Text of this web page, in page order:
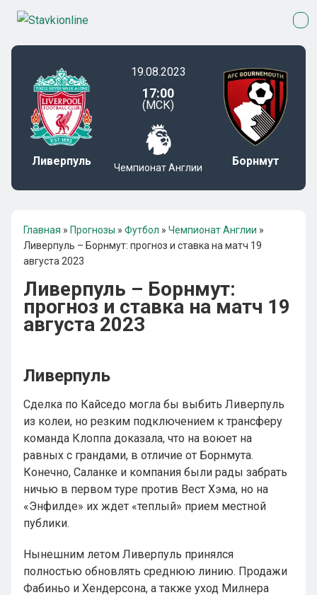
Ливерпуль
19.08.2023
17:00
(МСК)
Чемпионат Англии Борнмут
Главная » Прогнозы » Футбол » Чемпионат Англии »
Ливерпуль – Борнмут: прогноз и ставка на матч 19
августа 2023
Ливерпуль – Борнмут:
прогноз и ставка на матч 19
августа 2023
Ливерпуль
Сделка по Кайседо могла бы выбить Ливерпуль
из колеи, но резким подключением к трансферу
команда Клоппа доказала, что на воюет на
равных с грандами, в отличие от Борнмута.
Конечно, Саланке и компания были рады забрать
ничью в первом туре против Вест Хэма, но на
«Энфилде» их ждет «теплый» прием местной
публики.
Нынешним летом Ливерпуль принялся
полностью обновлять среднюю линию. Продажи
Фабиньо и Хендерсона, а также уход Милнера